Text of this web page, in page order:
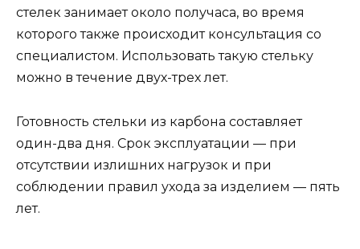
стелек занимает около получаса, во время
которого также происходит консультация со
специалистом. Использовать такую стельку
можно в течение двух-трех лет.
Готовность стельки из карбона составляет
один-два дня. Срок эксплуатации — при
отсутствии излишних нагрузок и при
соблюдении правил ухода за изделием — пять
лет.